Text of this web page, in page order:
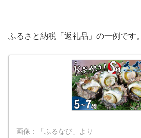
ふるさと納税「返礼品」の一例です。
画像：「ふるなび」より